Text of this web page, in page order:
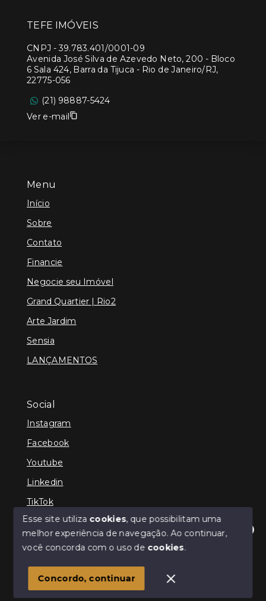
Olá! Estamos disponíveis para te ajudar.
Menu
Início
Sobre
Contato
Financie
Negocie seu Imóvel
Grand Quartier | Rio2
Arte Jardim
Sensia
LANÇAMENTOS
Social
Instagram
Facebook
Youtube
Linkedin
TikTok
© Copyright 2026 - TEFE IMÓVEIS - Todos os direitos
SITE PARA IMOBILIARIA
TEFE IMÓVEIS
CNPJ -39.783.401/0001-09
Avenida José Silva de Azevedo Neto, 200 - Bloco
6 Sala 424, Barra da Tijuca - Rio de Janeiro/RJ,
22775-056
(21) 98887-5424
Ver e-mail
Esse site utiliza cookies, que possibilitam uma
melhor experiência de navegação.Ao continuar,
você concorda com o uso de cookies.
Concordo, continuar